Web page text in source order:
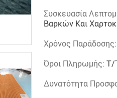
Συσκευασία
Βαρκών Και
Χρόνος Παράδοσης:
Όροι Πληρωμής: T/
Δυνατότητα